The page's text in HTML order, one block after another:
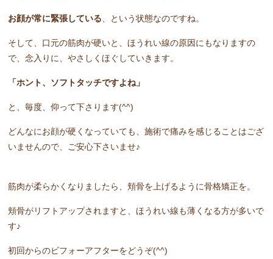
お顔が常に緊張している 、という状態なのですね。
そして、口元の筋肉が硬いと、ほうれい線の原因にもなりますの
で、念入りに、やさしくほぐしていきます。
「ホント、ソフトタッチですよね」
と、毎度、仰って下さります(^^)
どんなにお顔が硬くなっていても、施術で痛みを感じることはござ
いませんので、ご安心下さいませ♪
筋肉が柔らかくなりましたら、頬骨を上げるように骨格矯正を。
頬骨がリフトアップされますと、ほうれい線も薄くなる方が多いで
す♪
初回からのビフォーアフターをどうぞ(^^)